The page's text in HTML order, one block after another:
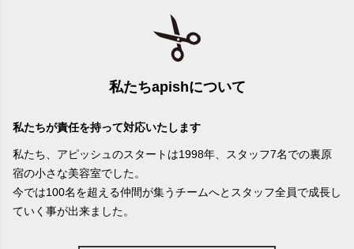
私たちapishについて
私たちが責任を持って対応いたします
私たち、アピッシュのスタートは1998年、スタッフ7名での裏原
宿の小さな美容室でした。
今では100名を超える仲間が集うチームへとスタッフ全員で成長し
ていく事が出来ました。